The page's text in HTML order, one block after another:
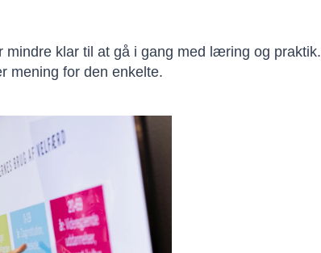
klar til at gå i gang med læring og praktik.
mening for den enkelte.